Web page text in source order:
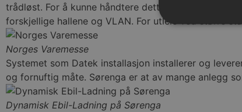
trådløst. For å kunne håndtere dette har vi satt opp
forskjellige hallene og VLAN. For utleie ved større
Norges Varemesse
Systemet som Datek installasjon installerer og
og fornuftig måte. Sørenga er at av mange anlegg
Dynamisk Ebil-Ladning på Sørenga